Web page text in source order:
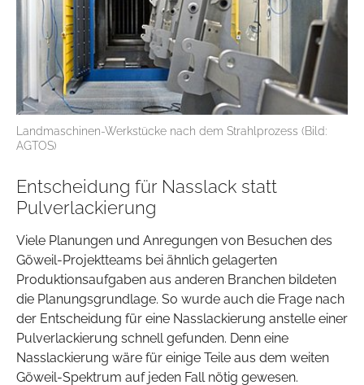
Landmaschinen-Werkstücke nach dem Strahlprozess (Bild:
AGTOS)
Entscheidung für Nasslack statt
Pulverlackierung
Viele Planungen und Anregungen von Besuchen des
Göweil-Projektteams bei ähnlich gelagerten
Produktionsaufgaben aus anderen Branchen bildeten
die Planungsgrundlage. So wurde auch die Frage nach
der Entscheidung für eine Nasslackierung anstelle einer
Pulverlackierung schnell gefunden. Denn eine
Nasslackierung wäre für einige Teile aus dem weiten
Göweil-Spektrum auf jeden Fall nötig gewesen.